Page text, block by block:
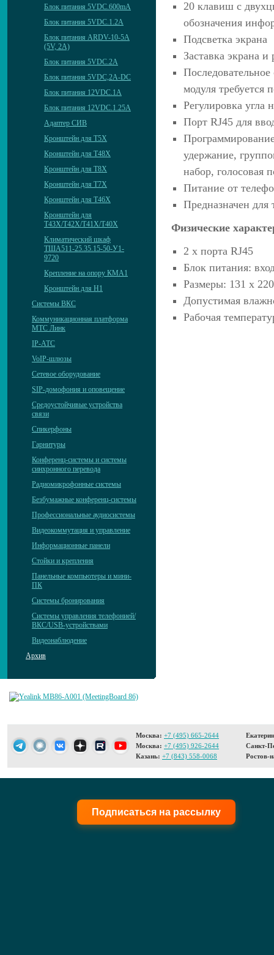
Блок питания 5VDC.600mA
Блок питания 5VDC.1.2A
Блок питания ARDV-10-5A
(5V, 2A)
Блок питания 5VDC.2A
Блок питания 5VDC,2A-DC
Блок питания 12VDC.1A
Блок питания 12VDC.1.25A
Адаптер СИВ
Кронштейн для T5X
Кронштейн для T48X
Кронштейн для T8X
Кронштейн для T7X
Кронштейн для T46X
Кронштейн для
T43X/T42X/T41X/T40X
Климатический шкаф
ТША511-25.35.15-50-У1-
9720
Крепление на опору КМА1
Кронштейн для H1
Системы ВКС
Коммуникационная платформа
МТС Линк
IP-АТС
VoIP-шлюзы
Сетевое оборудование
SIP-домофония и оповещение
Средоустойчивые устройства
связи
Спикерфоны
Гарнитуры
Конференц-системы и системы
синхронного перевода
Радиомикрофонные системы
Безбумажные конференц-системы
Профессиональные аудиосистемы
Видеокоммутация и управление
Информационные панели
Стойки и крепления
Панельные компьютеры и мини-
ПК
Системы бронирования
Системы управления телефонией/
ВКС/USB-устройствами
Видеонаблюдение
Архив
20 клавиш с
обозначения
Подсветка экрана
Заставка экрана
модуля требуется
Регулировка угла
Порт RJ45 для
удержание,
набор, голосовая
Питание от
Предназначен для
Физические
2 х порта RJ45
Блок питания:
Размеры: 131 x
Допустимая
Рабочая
Москва: +7 (495) 665-2644
Москва: +7 (495) 926-2644
Казань: +7 (843) 558-0068
Санкт-
Ростов-
Подписаться на рассылку